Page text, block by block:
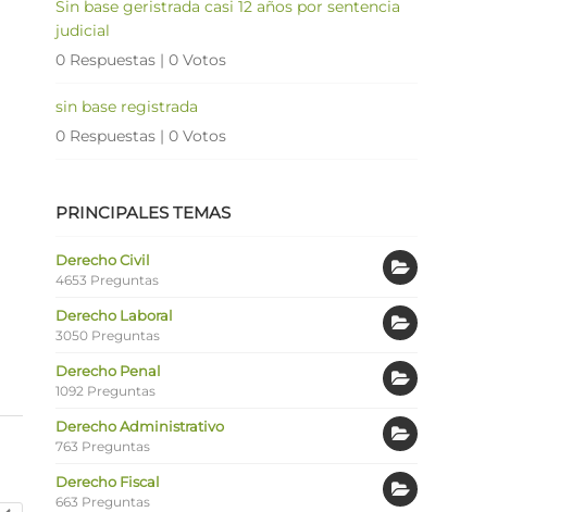
Sin base geristrada casi 12 años por sentencia
judicial
0 Respuestas | 0 Votos
sin base registrada
0 Respuestas | 0 Votos
PRINCIPALES TEMAS
Derecho Civil
4653 Preguntas
Derecho Laboral
3050 Preguntas
Derecho Penal
1092 Preguntas
Derecho Administrativo
763 Preguntas
Derecho Fiscal
663 Preguntas